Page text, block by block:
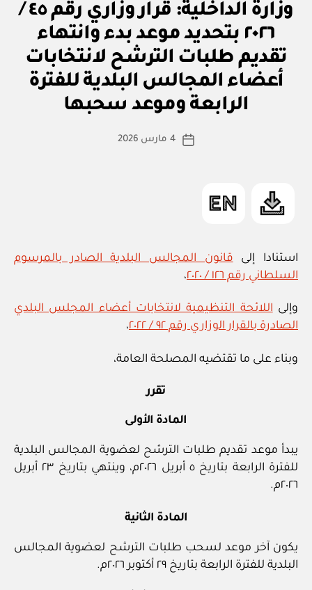
التصنيفات
وزارة الداخلية: قرار وزاري رقم ٤٥ /
٢٠٢٦ بتحديد موعد بدء وانتهاء
تقديم طلبات الترشح لانتخابات
أعضاء المجالس البلدية للفترة
الرابعة وموعد سحبها
كاتب
بو
س
ة
تاريخ
4 مارس 2026
استنادا إلى قانون المجالس البلدية الصادر بالمرسوم
السلطاني رقم ١٢٦ / ٢٠٢٠
،
وإلىاللائحة التنظيمية لانتخابات أعضاء المجلس البلدي
الصادرة بالقرار الوزاري رقم ٩٢ / ٢٠٢٢
،
وبناء على ما تقتضيه المصلحة العامة،
تقرر
المادة الأولى
يبدأ موعد تقديم طلبات الترشح لعضوية المجالس البلدية
للفترة الرابعة بتاريخ ٥ أبريل ٢٠٢٦م، وينتهي بتاريخ ٢٣ أبريل
٢٠٢٦م.
المادة الثانية
يكون آخر موعد لسحب طلبات الترشح لعضوية المجالس
البلدية للفترة الرابعة بتاريخ ٢٩ أكتوبر ٢٠٢٦م.